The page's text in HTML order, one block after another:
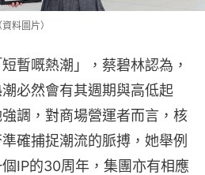
料圖片）
暫嘅熱潮」，蔡碧林認為，
必然會有其週期與高低起
調，對商場營運者而言，核
確捕捉潮流的脈搏，她舉例
IP的30周年，集團亦有相應